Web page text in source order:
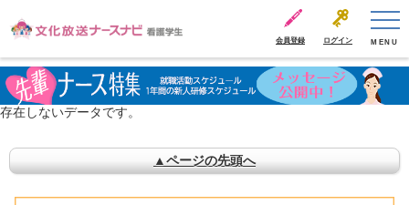
会員登録 ログイン MENU
存在しないデータです。
▲ページの先頭へ